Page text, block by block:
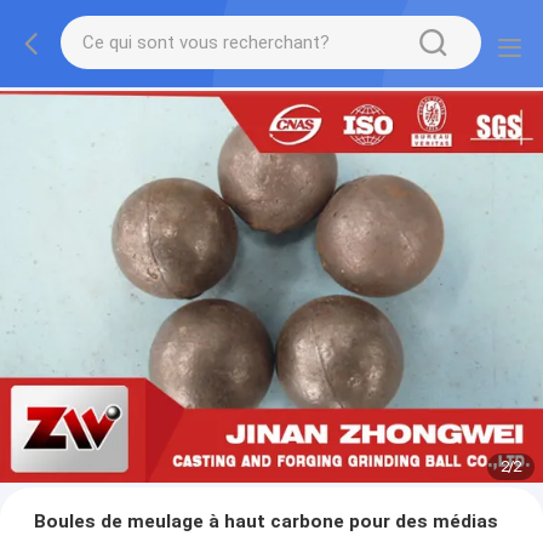
2/2
Boules de meulage à haut carbone pour des médias